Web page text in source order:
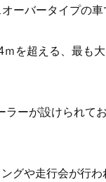
ーバータイプの車
を超える、最も
ーが設けられて
グや走行会が行わ